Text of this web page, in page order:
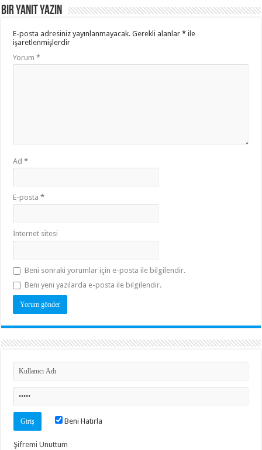
Bir yanıt yazın
E-posta adresiniz yayınlanmayacak. Gerekli alanlar* ile
işaretlenmişlerdir
Yorum*
Ad*
E-posta*
İnternet sitesi
Beni sonraki yorumlar için e-posta ile bilgilendir.
Beni yeni yazılarda e-posta ile bilgilendir.
Beni Hatırla
Şifremi Unuttum